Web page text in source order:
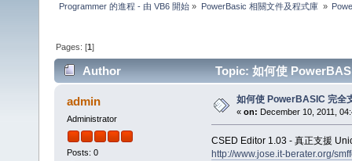
Programmer 的進程 - 由 VB6 開始 » PowerBasic 相關文件及程式庫 »
Pages: [1]
Author Topic: 如何使
admin
Administrator
Posts: 0
如何使 PowerBASIC 完全
« on: December 10, 2011,
CSED Editor 1.03 - 真正支援
http://www.jose.it-berater.org/